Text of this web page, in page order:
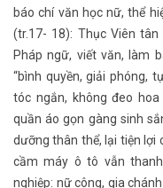
báo chí văn học nữ, thể
(tr.17- 18): Thục Viên
Pháp ngữ, viết văn, làm
“bình quyền, giải phóng,
tóc ngắn, không đeo
quần áo gọn gàng sinh
dưỡng thân thể, lại tiện lợi
cầm máy ô tô vẫn
nghiệp: nữ công, gia